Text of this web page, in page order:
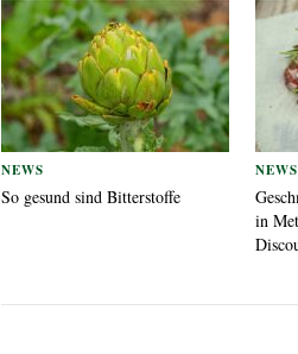
NEWS
So gesund sind Bitterstoffe
NEWS
in